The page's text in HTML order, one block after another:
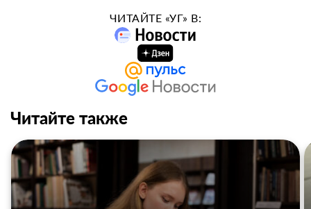
ЧИТАЙТЕ «УГ» В:
Читайте также